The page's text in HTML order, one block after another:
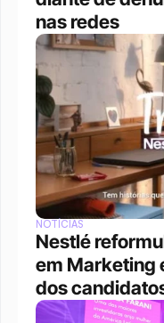
nas redes
NOTÍCIAS
Nestlé
em Marketing
dos